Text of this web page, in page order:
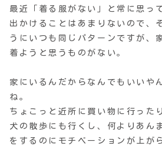
最近「着る服がない」と常に思っ
出かけることはあまりないので、
うにいつも同じパターンですが、
着ようと思うものがない。
家にいるんだからなんでもいいや
ね。
ちょこっと近所に買い物に行った
犬の散歩にも行くし、何よりあん
をするのにモチベーションが上が